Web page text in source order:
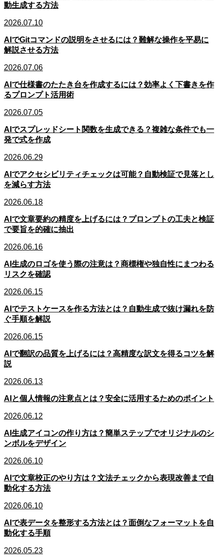
動生成する方法
2026.07.10
AIでGitコマンドの説明をさせるには？難解な操作を平易に
解説させる方法
2026.07.06
AIで仕様書のたたき台を作成するには？効率よく下書きを作
るプロンプト活用術
2026.07.05
AIでスプレッドシート関数を生成できる？複雑な条件でも一
発で式を作成
2026.06.29
AIでアクセシビリティチェックは可能？自動検証で見落とし
を減らす方法
2026.06.18
AIで文章要約の精度を上げるには？プロンプトの工夫と検証
で要旨を的確に抽出
2026.06.16
AI生成のロゴを使う際の注意は？商標権や独自性にまつわる
リスクを確認
2026.06.15
AIでテストケースを作る方法とは？自動生成で抜け漏れを防
ぐ手順を解説
2026.06.15
AIで翻訳の品質を上げるには？高精度な訳文を得るコツを解
説
2026.06.13
AIと個人情報の注意点とは？安全に活用するためのポイント
2026.06.12
AI生成アイコンの作り方は？簡単ステップでオリジナルのシ
ンボルをデザイン
2026.06.10
AIで文章校正のやり方は？文法チェックから表現改善まで自
動化する方法
2026.06.10
AIで表データを整形する方法とは？面倒なフォーマットを自
動化する手順
2026.05.23